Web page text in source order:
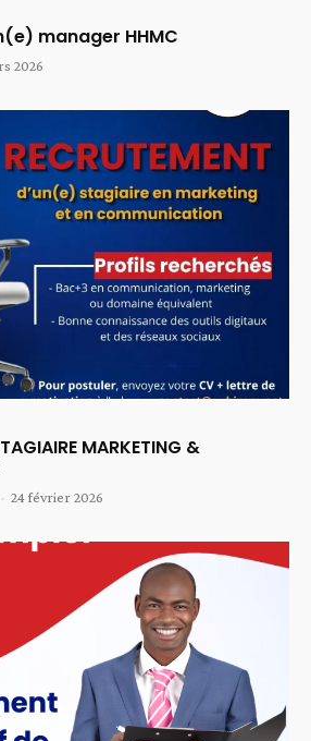
manager HHMC
2026
MARKETING &
- 24 février 2026